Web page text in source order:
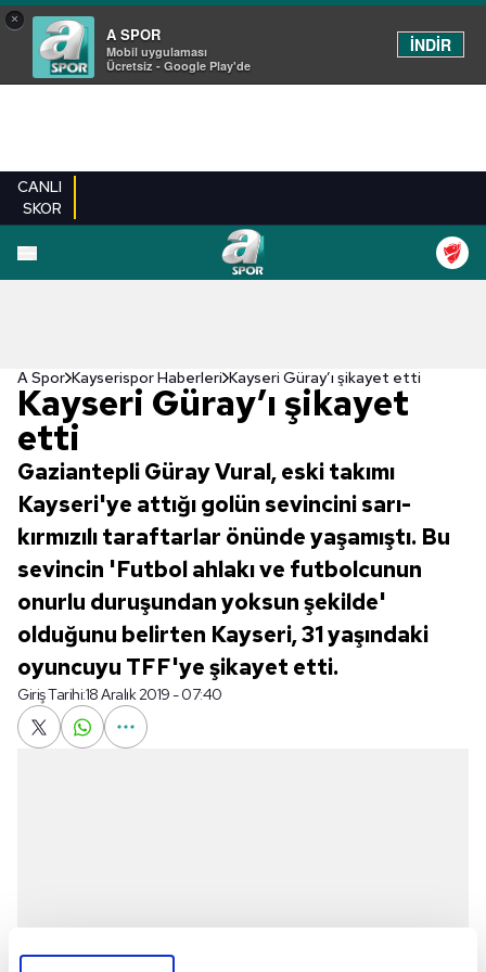
×
A SPOR
Mobil uygulaması
Ücretsiz - Google Play'de
İNDİR
CANLI
SKOR
A Spor Kayserispor Haberleri Kayseri Güray’ı şikayet etti
Kayseri Güray’ı şikayet
etti
Gaziantepli Güray Vural, eski takımı
Kayseri'ye attığı golün sevincini sarı-
kırmızılı taraftarlar önünde yaşamıştı. Bu
sevincin 'Futbol ahlakı ve futbolcunun
onurlu duruşundan yoksun şekilde'
olduğunu belirten Kayseri, 31 yaşındaki
oyuncuyu TFF'ye şikayet etti.
Giriş Tarihi:18 Aralık 2019 - 07:40